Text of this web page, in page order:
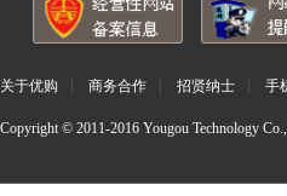
关于优购 商务合作 招贤纳士 手
Copyright © 2011-2016 Yougou Technology